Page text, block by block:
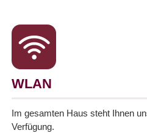
WLAN
Im gesamten Haus steht Ihnen
Verfügung.